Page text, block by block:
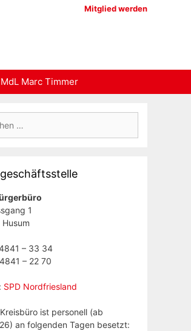
Mitglied werden
MdL Marc Timmer
1
– 33 34
– 22 70
SPD Nordfriesland
ist personell (ab
an folgenden Tagen besetzt: